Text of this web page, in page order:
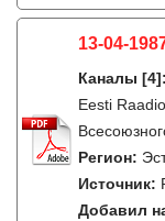
13-04-
Каналы [4]:
Eesti
Регион:
Источник:
Добавил